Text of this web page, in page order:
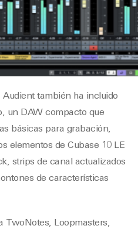
también ha incluido
un DAW compacto que
básicas para grabación,
elementos de Cubase 10 LE
strips de canal actualizados
de características
TwoNotes, Loopmasters,